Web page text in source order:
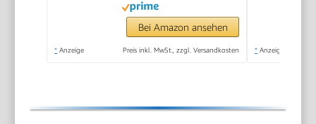
Bluetooth Full HD
1080P Outdoor
Deckenmontage
Bei Amazon ansehen
* Anzeige Preis inkl. MwSt., zzgl. Versandkosten * Anzeige